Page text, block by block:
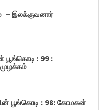
– இலக்குவனார்
பூங்கொடி : 99 :
பூங்கொடி : 98: கோமகன்